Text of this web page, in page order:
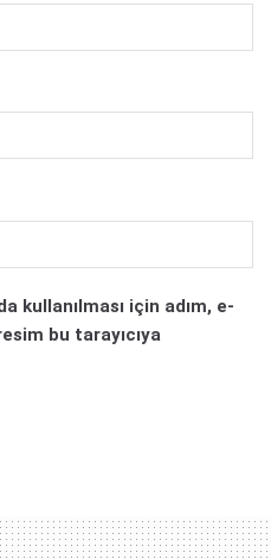
kullanılması için adım, e-
bu tarayıcıya